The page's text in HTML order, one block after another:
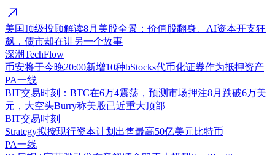
美国顶级投顾解读8月美股全景：价值股翻身、AI资本开支狂
飙，债市却在讲另一个故事
深潮TechFlow
币安将于今晚20:00新增10种bStocks代币化证券作为抵押资产
PA一线
BIT交易时刻：BTC在6万4震荡，预测市场押注8月跌破6万美
元，大空头Burry称美股已近重大顶部
BIT交易时刻
Strategy拟按现行资本计划出售最高50亿美元比特币
PA一线